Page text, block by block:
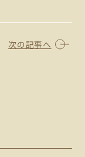
次の記事へ